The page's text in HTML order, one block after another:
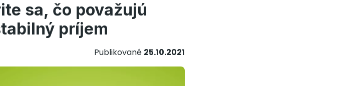
sa, čo považujú
príjem
Publikované 25.10.2021